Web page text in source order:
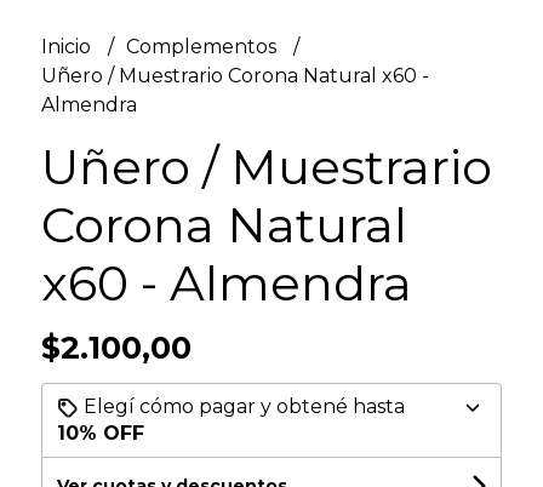
Inicio
Complementos
Uñero / Muestrario Corona Natural x60 -
Almendra
Uñero / Muestrario
Corona Natural
x60 - Almendra
$2.100,00
Elegí cómo pagar y obtené hasta
10% OFF